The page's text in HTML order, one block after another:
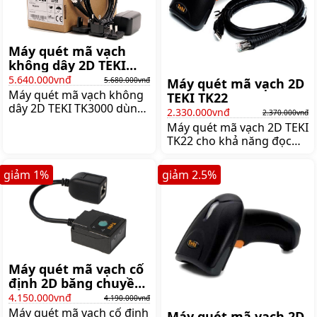
Máy quét mã vạch
không dây 2D TEKI
TK3000
5.640.000vnđ 5.680.000vnđ
Máy quét mã vạch không
dây 2D TEKI TK3000 dùng
vạch 1D và mã vạch 2D,
Giá:5.680.000 đ
Máy quét mã vạch 2D
TEKI TK22
2.330.000vnđ 2.370.000vnđ
Máy quét mã vạch 2D TEKI
TK22 cho khả năng đọc
mức giá hợp lý được trang
bị khả năng chống nước
và chống sốc,
Giá:2.370.000 đ
Máy quét mã vạch cố
định 2D băng chuyền
Teki TF430
4.150.000vnđ 4.190.000vnđ
Máy quét mã vạch cố định
giảm 1% giảm 2.5%